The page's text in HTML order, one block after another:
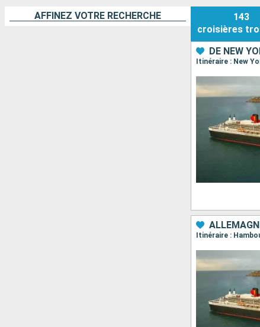
AFFINEZ VOTRE RECHERCHE
143
croisières
DE NEW
Itinéraire : New
Itinéraire :